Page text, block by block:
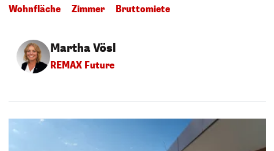
Wohnfläche Zimmer Bruttomiete
Martha Vösl
REMAX Future